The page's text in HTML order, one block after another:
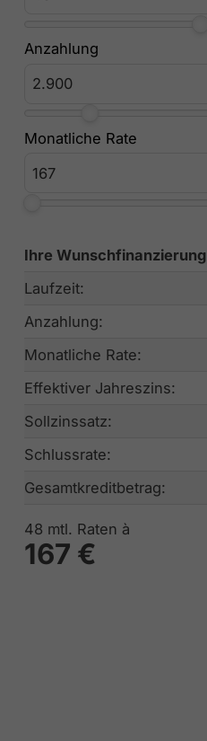
Anzahlung
Monatliche Rate
Ihre Wunschfinanzierung
Laufzeit:
Anzahlung:
Monatliche Rate:
Effektiver Jahreszins:
Sollzinssatz:
Schlussrate:
Gesamtkreditbetrag:
48 mtl. Raten à
167 €